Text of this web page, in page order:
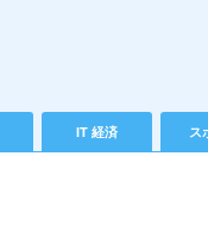
IT 経済 ス